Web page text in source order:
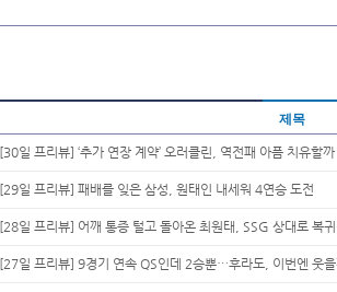
제목
[30일 프리뷰] ‘추가 연장 계약’ 오러클린, 역전패 아픔 치유할까
[29일 프리뷰] 패배를 잊은 삼성, 원태인 내세워 4연승 도전
[28일 프리뷰] 어깨 통증 털고 돌아온 최원태, SSG 상대로 복
[27일 프리뷰] 9경기 연속 QS인데 2승뿐…후라도, 이번엔 웃